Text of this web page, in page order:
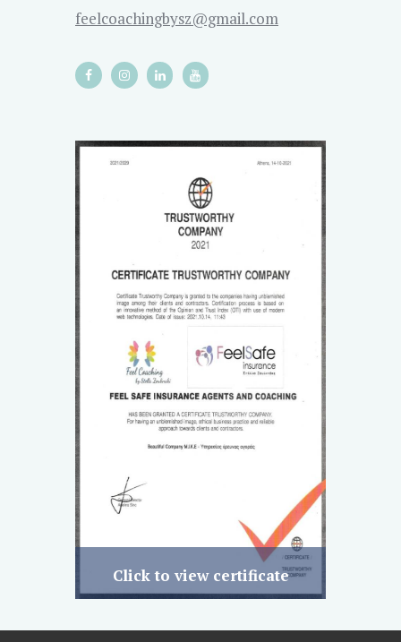
feelcoachingbysz@gmail.com
Click to view certificate